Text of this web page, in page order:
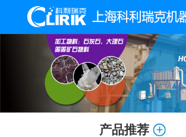
产品推荐